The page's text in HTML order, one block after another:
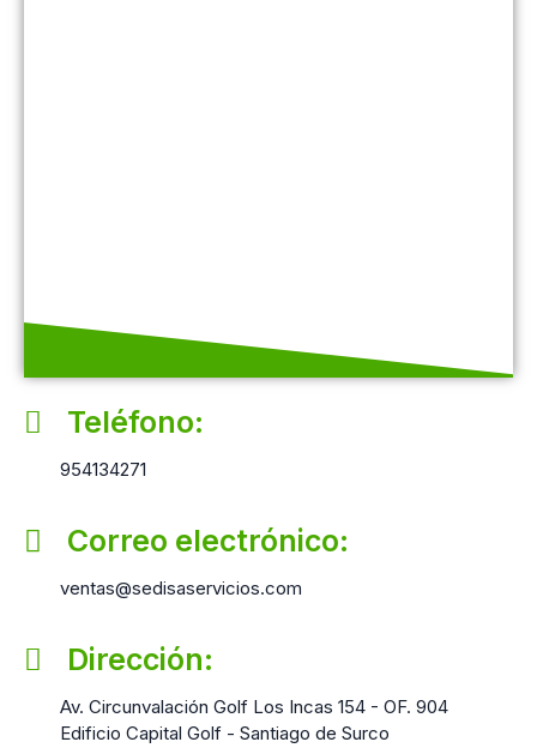
Teléfono:
954134271
Correo electrónico:
ventas@sedisaservicios.com
Dirección:
Av. Circunvalación Golf Los Incas 154 - OF. 904
Edificio Capital Golf - Santiago de Surco